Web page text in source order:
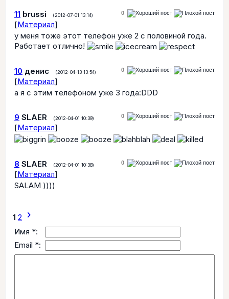
0
11 brussi (2012-07-01 13:14)
[Материал]
у меня тоже этот телефон уже 2 с половиной года.
Работает отлично!
0
10 денис (2012-04-13 13:54)
[Материал]
а я с этим телефоном уже 3 года:DDD
0
9 SLAER (2012-04-01 10:39)
[Материал]
0
8 SLAER (2012-04-01 10:38)
[Материал]
SALAM ))))
1 2 chevron_right
Имя *:
Email *: